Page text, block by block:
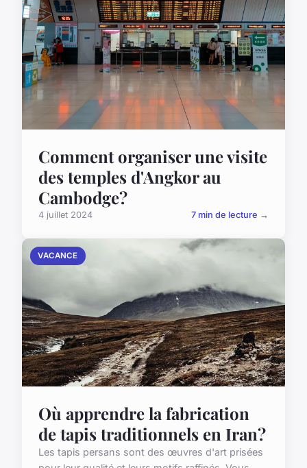
Comment organiser une visite
des temples d'Angkor au
Cambodge?
4 juillet 2024 7 min de lecture →
VACANCE
Où apprendre la fabrication
de tapis traditionnels en Iran?
Les tapis persans sont des œuvres d'art prisées